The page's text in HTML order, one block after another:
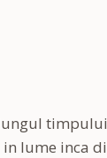
lume inca